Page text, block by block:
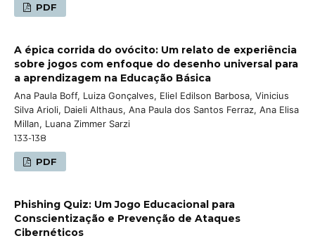
PDF
A épica corrida do ovócito: Um relato de experiência
sobre jogos com enfoque do desenho universal para
a aprendizagem na Educação Básica
Ana Paula Boff, Luiza Gonçalves, Eliel Edilson Barbosa, Vinicius
Silva Arioli, Daieli Althaus, Ana Paula dos Santos Ferraz, Ana Elisa
Millan, Luana Zimmer Sarzi
133-138
PDF
Phishing Quiz: Um Jogo Educacional para
Conscientização e Prevenção de Ataques
Cibernéticos